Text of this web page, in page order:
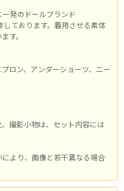
発のドールブランド
しております。着用させる素体
す。
ロン、アンダーショーツ、ニー
撮影小物は、セット内容には
より、画像と若干異なる場合